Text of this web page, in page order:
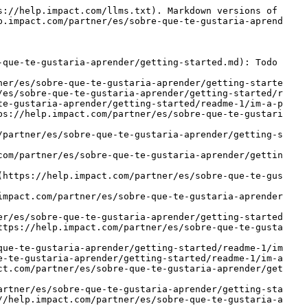
a-creator/step-6-get-paid.md)
- [¡Felicidades!](https://help.impact.com/partner/es/sobre-que-te-gustaria-aprender/getting-started/readme-1/im-a-creator/congratulations.md)
- [Regístrate como socio en impact.com](https://help.impact.com/partner/es/sobre-que-te-gustaria-aprender/getting-started/sign-up-as-a-partner-on-impactcom.md)
- [Regístrate después de que una marca te invite](https://help.impact.com/partner/es/sobre-que-te-gustaria-aprender/getting-started/registrate-despues-de-que-una-marca-te-invite.md)
- [Completa tu lista de verificación de la solicitud](https://help.impact.com/partner/es/sobre-que-te-gustaria-aprender/getting-started/completa-tu-lista-de-verificacion-de-la-solicitud.md)
- [Empieza a ganar con tu marca asociada](https://help.impact.com/partner/es/sobre-que-te-gustaria-aprender/getting-started/start-earning-with-your-partnered-brand.md)
- [Primeros pasos para socios migrados](https://help.impact.com/partner/es/sobre-que-te-gustaria-aprender/getting-started/getting-started-for-migrated-partners.md)
- [Rakuten Advertising a impact.com: preguntas frecuentes sobre la migración de socios](https://help.impact.com/partner/es/sobre-que-te-gustaria-aprender/getting-started/rakuten-advertising-to-impact.com-partner-migration-faq.md)
- [Gestión de cuentas](https://help.impact.com/partner/es/sobre-que-te-gustaria-aprender/account-management.md): Artículos sobre la gestión del acceso de usuarios y los permisos de una cuenta.
- [Configuración de la cuenta](https://help.impact.com/partner/es/sobre-que-te-gustaria-aprender/account-management/account-settings.md)
- [Gestión de usuarios](https://help.impact.com/partner/es/sobre-que-te-gustaria-aprender/account-management/account-settings/user-management.md)
- [Invita y gestiona usuarios de la cuenta de socio](https://help.impact.com/partner/es/sobre-que-te-gustaria-aprender/account-management/account-settings/user-management/invite-and-manage-partner-account-users.md)
- [Roles y permisos de los usuarios de la cuenta de socio](https://help.impact.com/partner/es/sobre-que-te-gustaria-aprender/account-management/account-settings/user-management/partner-account-user-roles-and-permissions.md)
- [Verifica tu identidad como socio](https://help.impact.com/partner/es/sobre-que-te-gustaria-aprender/account-management/account-settings/user-management/verify-your-identity-as-a-partner.md)
- [Gestión de cuentas](https://help.impact.com/partner/es/sobre-que-te-gustaria-aprender/account-management/account-settings/account-management.md)
- [Vuelve a crear tu cuenta de socio](https://help.impact.com/partner/es/sobre-que-te-gustaria-aprender/account-management/account-settings/account-management/recreate-your-partner-account.md)
- [¿Cómo cambio mi dirección de correo electrónico?](https://help.impact.com/partner/es/sobre-que-te-gustaria-aprender/account-management/account-settings/account-management/how-do-i-